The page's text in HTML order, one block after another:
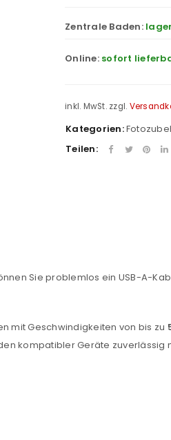
Mail-Adresse gesendet.
Zentrale Baden:
Online: sofort
inkl. MwSt. zzgl.
Kategorien:
Teilen:
Sie problemlos ein USB-A-
mit Geschwindigkeiten von bis zu
kompatibler Geräte zuverlässig